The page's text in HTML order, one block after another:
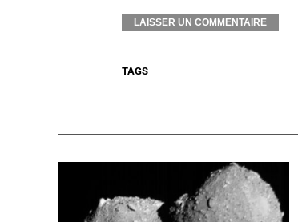
TAGS